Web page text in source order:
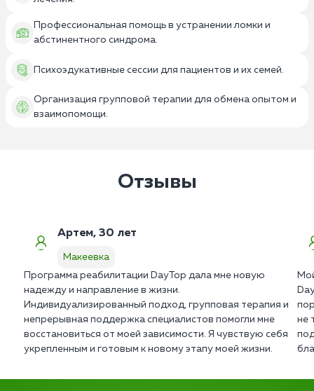
Профессиональная помощь в устранении ломки и
абстинентного синдрома.
Психоэдукативные сессии для пациентов и их семей.
Организация групповой терапии для обмена опытом и
взаимопомощи.
Отзывы
Артем, 30 лет
Макеевка
Программа реабилитации DayTop дала мне новую
надежду и направление в жизни.
Индивидуализированный подход, групповая терапия и
непрерывная поддержка специалистов помогли мне
восстановиться от моей зависимости. Я чувствую себя
укрепленным и готовым к новому этапу моей жизни.
не